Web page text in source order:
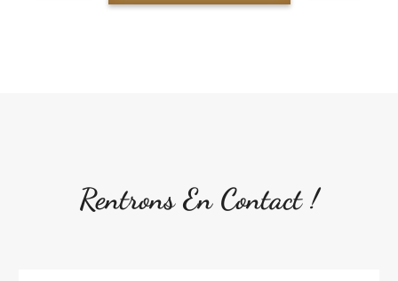
Rentrons En Contact !